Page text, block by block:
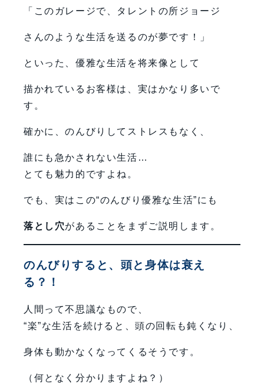
「このガレージで、タレントの所ジョージ
さんのような生活を送るのが夢です！」
といった、優雅な生活を将来像として
描かれているお客様は、実はかなり多いで
す。
確かに、のんびりしてストレスもなく、
誰にも急かされない生活…
とても魅力的ですよね。
でも、実はこの“のんびり優雅な生活”にも
落とし穴があることをまずご説明します。
のんびりすると、頭と身体は衰え
る？！
人間って不思議なもので、
“楽”な生活を続けると、頭の回転も鈍くなり、
身体も動かなくなってくるそうです。
（何となく分かりますよね？）